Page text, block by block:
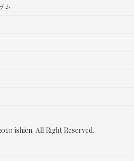
ム
ishien. All Right Reserved.